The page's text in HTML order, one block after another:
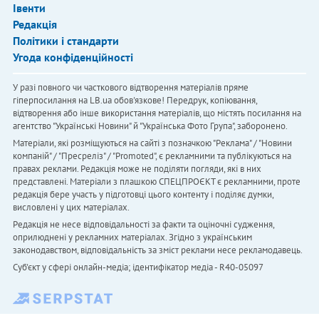
Івенти
Редакція
Політики і стандарти
Угода конфіденційності
У разі повного чи часткового відтворення матеріалів пряме
гіперпосилання на LB.ua обов'язкове! Передрук, копіювання,
відтворення або інше використання матеріалів, що містять посилання на
агентство "Українськi Новини" й "Українська Фото Група", заборонено.
Матеріали, які розміщуються на сайті з позначкою "Реклама" / "Новини
компаній" / "Пресреліз" / "Promoted", є рекламними та публікуються на
правах реклами. Редакція може не поділяти погляди, які в них
представлені. Матеріали з плашкою СПЕЦПРОЄКТ є рекламними, проте
редакція бере участь у підготовці цього контенту і поділяє думки,
висловлені у цих матеріалах.
Редакція не несе відповідальності за факти та оціночні судження,
оприлюднені у рекламних матеріалах. Згідно з українським
законодавством, відповідальність за зміст реклами несе рекламодавець.
Cуб'єкт у сфері онлайн-медіа; ідентифікатор медіа - R40-05097